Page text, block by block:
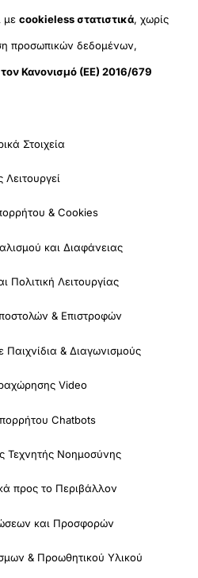
μεcookieless στατιστικά, χωρίς
προσωπικών δεδομένων,
Κανονισμό (ΕΕ) 2016/679
Στοιχεία
Λειτουργεί
& Cookies
και Διαφάνειας
Πολιτική Λειτουργίας
& Επιστροφών
& Διαγωνισμούς
Video
Chatbots
Τεχνητής Νοημοσύνης
προς το Περιβάλλον
και Προσφορών
& Προωθητικού Υλικού